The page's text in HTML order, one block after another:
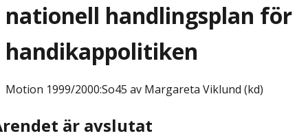
nationell handlingsplan för
handikappolitiken
Motion 1999/2000:So45 av Margareta Viklund (kd)
är avslutat